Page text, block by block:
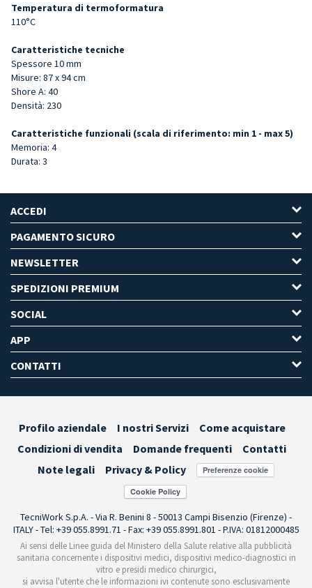
Temperatura di termoformatura
110°C
Caratteristiche tecniche
Spessore 10 mm
Misure: 87 x 94 cm
Shore A: 40
Densità: 230
Caratteristiche funzionali (scala di riferimento: min 1 - max 5)
Memoria: 4
Durata: 3
ACCEDI
PAGAMENTO SICURO
NEWSLETTER
SPEDIZIONI PREMIUM
SOCIAL
APP
CONTATTI
Profilo aziendale I nostri Servizi
Come acquistare
Condizioni di vendita
Domande frequenti
Contatti
Note legali
Privacy & Policy Preferenze cookie
TecniWork S.p.A. - Via R. Benini 8 - 50013 Campi Bisenzio (Firenze) -
ITALY - Tel: +39 055.8991.71 - Fax: +39 055.8991.801 - P.IVA: 01812000485
Ai sensi delle Linee guida del Ministero della Salute relative alla pubblicità
sanitaria concernente i dispositivi medici, dispositivi medico-diagnostici in
vitro e presidi medico chirurgici,
si avvisa l'utente che le informazioni ivi contenute sono esclusivamente